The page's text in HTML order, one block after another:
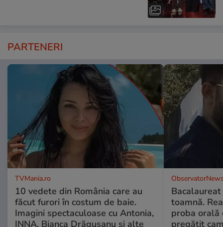
PARTENERI
TVMania.ro
10 vedete din România care au
făcut furori în costum de baie.
Imagini spectaculoase cu Antonia,
INNA, Bianca Drăgușanu și alte
toamnă.
proba orală
pregătit